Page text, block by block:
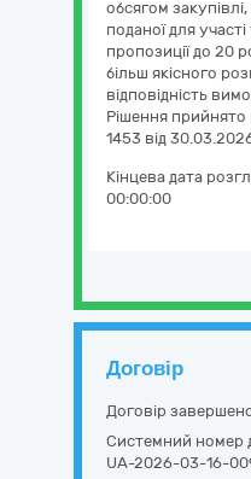
обсягом
поданої для
пропозиції до 20
більш якісного
відповідність
Рішення
1453 від
Кінцева дата
00:00:00
Договір
Договір
Системний номер
UA-2026-03-16-